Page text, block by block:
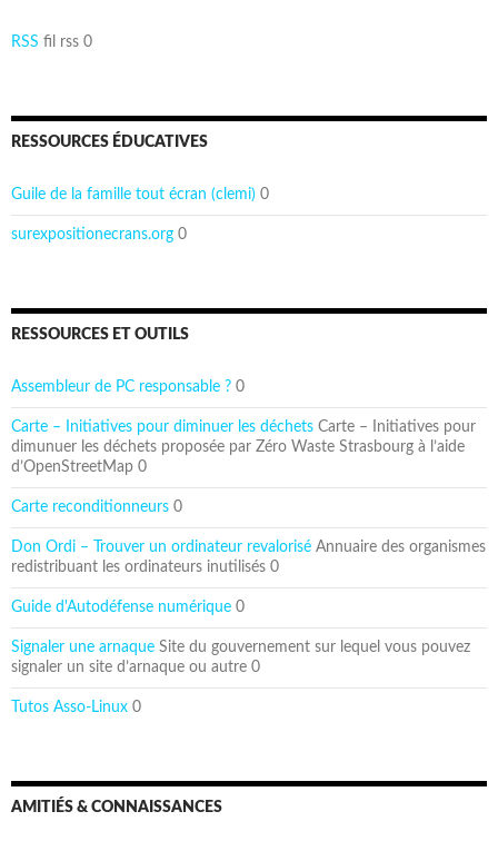
RSS fil rss 0
RESSOURCES ÉDUCATIVES
Guile de la famille tout écran (clemi) 0
surexpositionecrans.org 0
RESSOURCES ET OUTILS
Assembleur de PC responsable ? 0
Carte – Initiatives pour diminuer les déchets Carte – Initiatives pour
dimunuer les déchets proposée par Zéro Waste Strasbourg à l’aide
d’OpenStreetMap 0
Carte reconditionneurs 0
Don Ordi – Trouver un ordinateur revalorisé Annuaire des organismes
redistribuant les ordinateurs inutilisés 0
Guide d'Autodéfense numérique 0
Signaler une arnaque Site du gouvernement sur lequel vous pouvez
signaler un site d’arnaque ou autre 0
Tutos Asso-Linux 0
AMITIÉS & CONNAISSANCES